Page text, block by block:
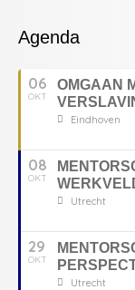
Agenda
06
OKT
OMGAAN
Eindhoven
08
OKT
Utrecht
29
OKT
Utrecht